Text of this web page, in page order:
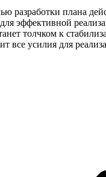
разработки плана
эффективной
толчком к
усилия для